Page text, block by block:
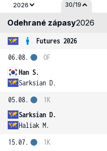
2026 30/19
Odehrané zápasy2026
Futures 2026
06.08.
Han S.
Sarksian D.
OF
05.08.
Sarksian D.
Haliak M.
1K
15.07.
1K